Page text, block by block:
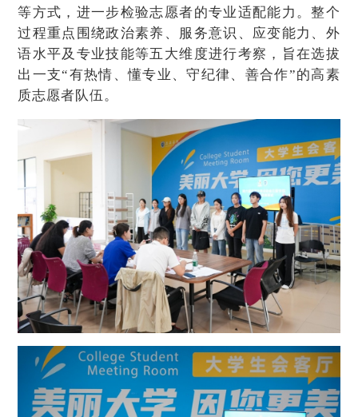
等方式，进一步检验志愿者的专业适配能力。整个
过程重点围绕政治素养、服务意识、应变能力、外
语水平及专业技能等五大维度进行考察，旨在选拔
出一支“有热情、懂专业、守纪律、善合作”的高素
质志愿者队伍。